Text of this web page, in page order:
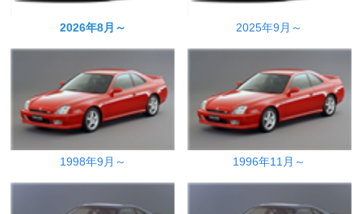
2026年8月～ 2025年9月～
1998年9月～ 1996年11月～